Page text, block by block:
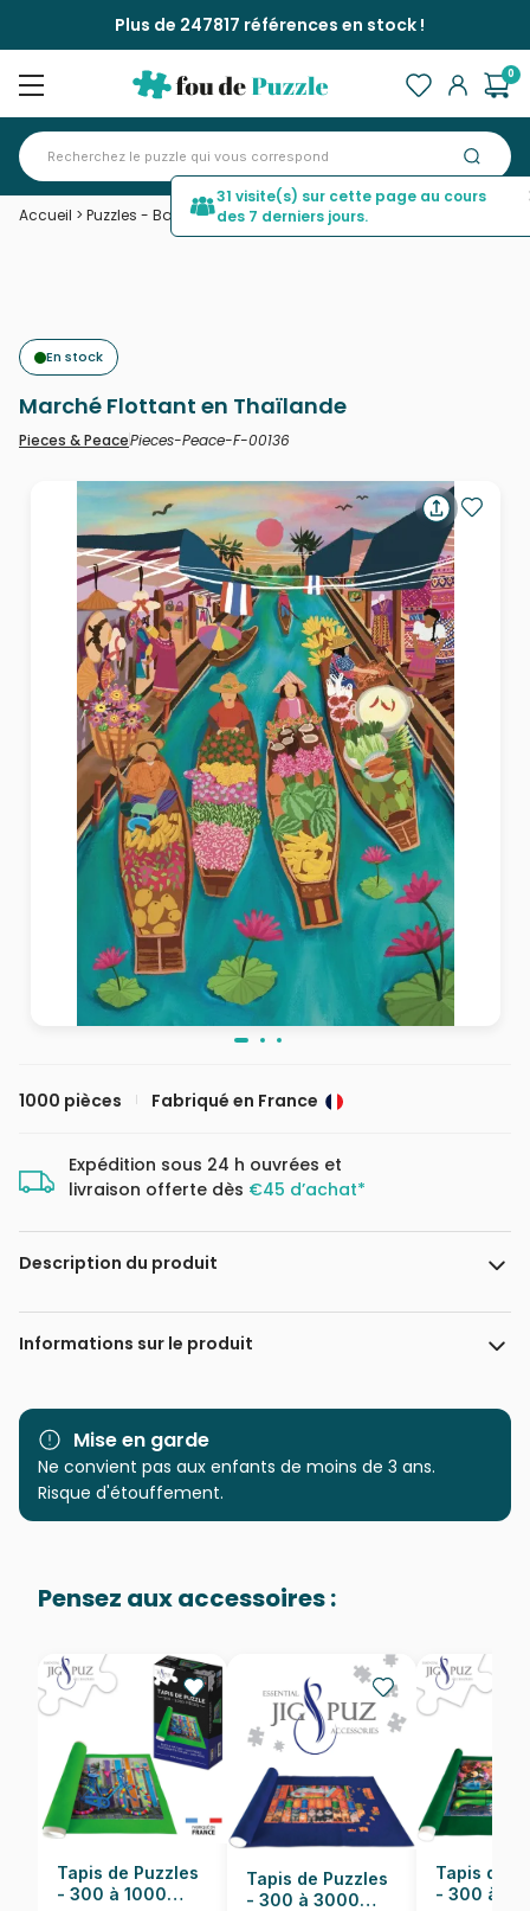
Plus de 247817 références en stock !
0
Accueil > Puzzles - Bateaux >Marché Flottant en Thaïlande
En stock
Marché Flottant en Thaïlande
Pieces & PeacePieces-Peace-F-00136
1000 pièces Fabriqué en France
Expédition sous 24 h ouvrées et
livraison offerte dès €45 d’achat*
Description du produit
Lack Studio
Informations sur le produit
Marque Pieces & Peace
Catégorie Puzzles - Bateaux
Age
Puzzle pour Adultes (500 à
Provenance Fabriqué en France
EAN 3667232001365
Nombre de pièces 1000 pièces
Dimensions 69 x 48 cm
Mise en garde
Ne convient pas aux enfants de moins de 3 ans.
Risque d'étouffement.
Pensez aux accessoires :
Tapis de Puzzles
- 300 à 1000
Tapis de Puzzles
- 300 à 3000
Tapis de
- 300 à
31 visite(s) sur cette page au cours
des 7 derniers jours.